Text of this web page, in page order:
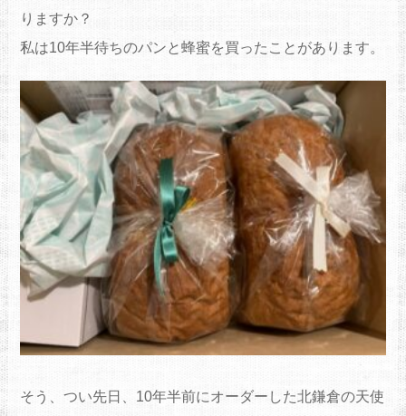
りますか？
私は10年半待ちのパンと蜂蜜を買ったことがあります。
そう、つい先日、10年半前にオーダーした北鎌倉の天使